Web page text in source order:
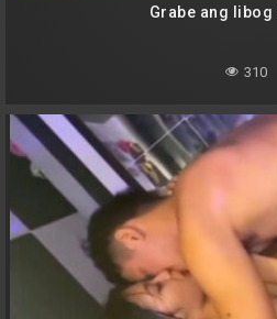
Grabe ang libog
310